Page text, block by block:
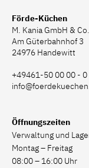
Förde-Küchen
M. Kania GmbH &
Am Güterbahnhof 3
24976 Handewitt
+49461-50 00 00 - 0
Öffnungszeiten
Verwaltung und
Montag – Freitag
08:00 – 16:00 Uhr